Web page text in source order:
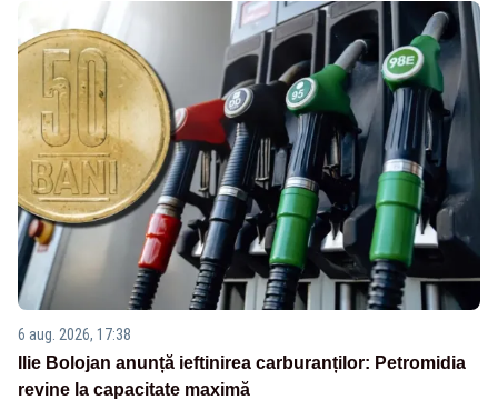
6 aug. 2026, 17:38
Ilie Bolojan anunță ieftinirea carburanților: Petromidia
revine la capacitate maximă